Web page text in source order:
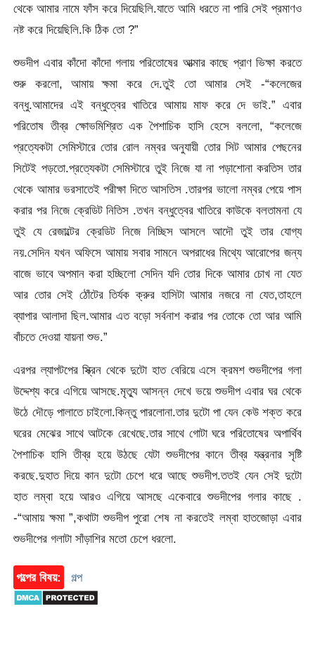
থেকে আমার নামে ফাঁস করে দিয়েছিলি.যাতে আমি ধরতে না পারি সেই প্রমাণও
নষ্ট করে দিয়েছিলি.কি ঠিক তো ?”
শুভদীপ এবার কাঁদো কাঁদো গলায় পরিতোষের আত্মার কাছে প্রাণ ভিক্ষা করতে
শুরু করলো, আমায় ক্ষমা করে দে.তুই তো আমার সেই -“কলেজের
বন্ধু.আমাদের এই বন্ধুত্বের খাতিরে আমায় মাফ করে দে ভাই.” এবার
পরিতোষ তীব্র ক্ষোভমিশ্রিত এক পৈশাচিক হাসি হেসে বললো, “কলেজে
প্রত্যেকটা সেমিস্টারে তোর রোল নম্বর অনুযায়ী তোর সিট আমার পেছনের
সিটেই পড়তো.প্রত্যেকটা সেমিস্টারে তুই নিজে যা না পড়াশোনা করতিস তার
থেকে আমার ভরসাতেই পরীক্ষা দিতে আসতিস .তারপর ভালো নম্বর পেয়ে পাস
করার পর নিজে ক্রেডিট নিতিস .তখন বন্ধুত্বের খাতিরে কাউকে বলতামনা যে
তুই যে রেজাল্টের ক্রেডিট নিজে নিচ্ছিস আসলে আদৌ তুই তার যোগ্য
নয়.সেদিন যখন অফিসে আমায় সবার সামনে অপরাধের মিথ্যে আরোপের জন্য
বাজে ভাবে অপমান করা হচ্ছিলো সেদিন যদি তোর দিকে আমার চোখ না যেত
আর তোর সেই ঠোঁটের তির্যক ক্রুর হাসিটা আমার নজরে না যেত,তাহলে
ব্যাপার আলাদা ছিল.আমার এত বড়ো সর্বনাশ করার পর তোকে তো আর আমি
বাঁচতে দেওয়া যায়না শুভ.”
এরপর ল্যাপটপের স্ক্রিন থেকে দুটো হাত বেরিয়ে এসে ক্রমশ শুভদীপের গলা
উদ্দেশ্য করে এগিয়ে আসছে.মৃত্যু আসন্ন দেখে ভয়ে শুভদীপ এবার ঘর থেকে
উঠে দৌড়ে পালাতে চাইলো.কিন্তু পারলোনা.তার দুটো পা যেন কেউ শক্ত করে
ঘরের মেঝের সাথে আটকে রেখেছে.তার সাথে গোটা ঘরে পরিতোষের অপার্থিব
পৈশাচিক হাসি তীব্র হয়ে উঠছে যেটা শুভদীপের কানে তীব্র যন্ত্রনার সৃষ্টি
করছে.দুহাত দিয়ে কান দুটো চেপে ধরে আছে শুভদীপ.ততই যেন সেই দুটো
হাত লম্বা হয়ে আরও এগিয়ে আসছে একেবারে শুভদীপের গলার কাছে .
-“আমায় ক্ষমা ”,কথাটা শুভদীপ পুরো শেষ না করতেই লম্বা হাতজোড়া এবার
শুভদীপের গলাটা সাঁড়াশির মতো চেপে ধরলো.
গল্পের বিষয়: গল্প